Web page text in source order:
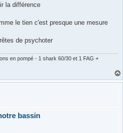
la différence
le tien c'est presque une mesure
de psychoter
en pompé - 1 shark 60/30 et 1 FAG +
bassin